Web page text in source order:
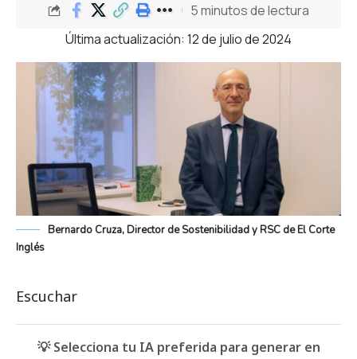
Última actualización: 12 de julio de 2024
5 minutos de lectura
Bernardo Cruza, Director de Sostenibilidad y RSC de El Corte
Inglés
Escuchar
💡 Selecciona tu IA preferida para generar en